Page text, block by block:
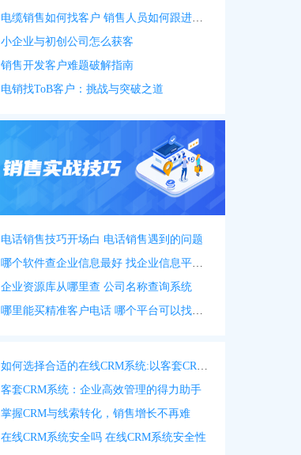
电缆销售如何找客户 销售人员如何跟进客户
小企业与初创公司怎么获客
销售开发客户难题破解指南
电销找ToB客户：挑战与突破之道
电话销售技巧开场白 电话销售遇到的问题
哪个软件查企业信息最好 找企业信息平台 app
企业资源库从哪里查 公司名称查询系统
哪里能买精准客户电话 哪个平台可以找客户资源
如何选择合适的在线CRM系统:以客套CRM系统为例
客套CRM系统：企业高效管理的得力助手
掌握CRM与线索转化，销售增长不再难
在线CRM系统安全吗 在线CRM系统安全性